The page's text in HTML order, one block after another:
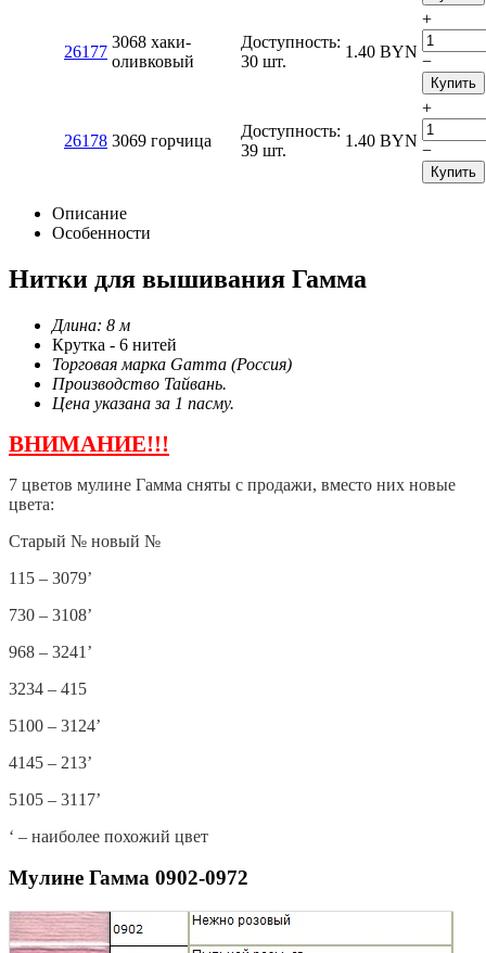
26177
3068 хаки-
оливковый
Доступность:
30 шт.
1.40 BYN
+
−
Купить
26178 3069 горчица
Доступность:
39 шт.
1.40 BYN
+
−
Купить
Описание
Особенности
Нитки для вышивания Гамма
Длина: 8 м
Крутка - 6 нитей
Торговая марка Gamma (Россия)
Производство Тайвань.
Цена указана за 1 пасму.
ВНИМАНИЕ!!!
7 цветов мулине Гамма сняты с продажи, вместо них новые
цвета:
Старый № новый №
115 – 3079’
730 – 3108’
968 – 3241’
3234 – 415
5100 – 3124’
4145 – 213’
5105 – 3117’
‘ – наиболее похожий цвет
Мулине Гамма 0902-0972